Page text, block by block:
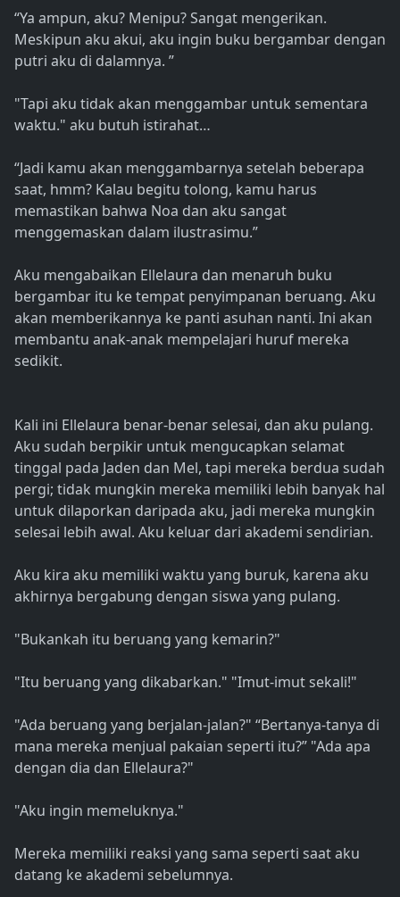
“Ya ampun, aku? Menipu? Sangat mengerikan.
Meskipun aku akui, aku ingin buku bergambar dengan
putri aku di dalamnya. ”
"Tapi aku tidak akan menggambar untuk sementara
waktu." aku butuh istirahat…
“Jadi kamu akan menggambarnya setelah beberapa
saat, hmm? Kalau begitu tolong, kamu harus
memastikan bahwa Noa dan aku sangat
menggemaskan dalam ilustrasimu.”
Aku mengabaikan Ellelaura dan menaruh buku
bergambar itu ke tempat penyimpanan beruang. Aku
akan memberikannya ke panti asuhan nanti. Ini akan
membantu anak-anak mempelajari huruf mereka
sedikit.
Kali ini Ellelaura benar-benar selesai, dan aku pulang.
Aku sudah berpikir untuk mengucapkan selamat
tinggal pada Jaden dan Mel, tapi mereka berdua sudah
pergi; tidak mungkin mereka memiliki lebih banyak hal
untuk dilaporkan daripada aku, jadi mereka mungkin
selesai lebih awal. Aku keluar dari akademi sendirian.
Aku kira aku memiliki waktu yang buruk, karena aku
akhirnya bergabung dengan siswa yang pulang.
"Bukankah itu beruang yang kemarin?"
"Itu beruang yang dikabarkan." "Imut-imut sekali!"
"Ada beruang yang berjalan-jalan?" “Bertanya-tanya di
mana mereka menjual pakaian seperti itu?” "Ada apa
dengan dia dan Ellelaura?"
"Aku ingin memeluknya."
Mereka memiliki reaksi yang sama seperti saat aku
datang ke akademi sebelumnya.